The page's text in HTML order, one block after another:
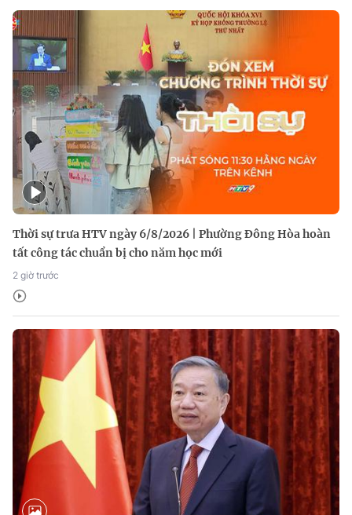
Thời sự trưa HTV ngày 6/8/2026 | Phường Đông Hòa hoàn
tất công tác chuẩn bị cho năm học mới
2 giờ trước